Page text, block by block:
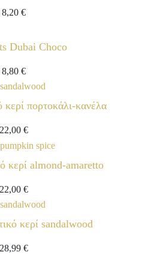
8,20 €
Dubai Choco
8,80 €
πορτοκάλι-κανέλα
22,00 €
κερί almond-amaretto
22,00 €
κερί sandalwood
28,99 €